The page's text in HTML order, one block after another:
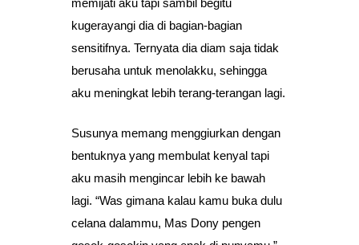
memijati aku tapi sambil begitu
kugerayangi dia di bagian-bagian
sensitifnya. Ternyata dia diam saja tidak
berusaha untuk menolakku, sehingga
aku meningkat lebih terang-terangan lagi.
Susunya memang menggiurkan dengan
bentuknya yang membulat kenyal tapi
aku masih mengincar lebih ke bawah
lagi. “Was gimana kalau kamu buka dulu
celana dalammu, Mas Dony pengen